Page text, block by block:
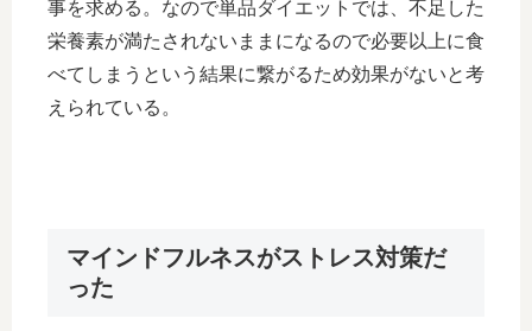
事を求める。なので単品ダイエットでは、不足した
栄養素が満たされないままになるので必要以上に食
べてしまうという結果に繋がるため効果がないと考
えられている。
マインドフルネスがストレス対策だ
った